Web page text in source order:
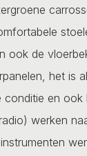
ook de
het is
en
werken